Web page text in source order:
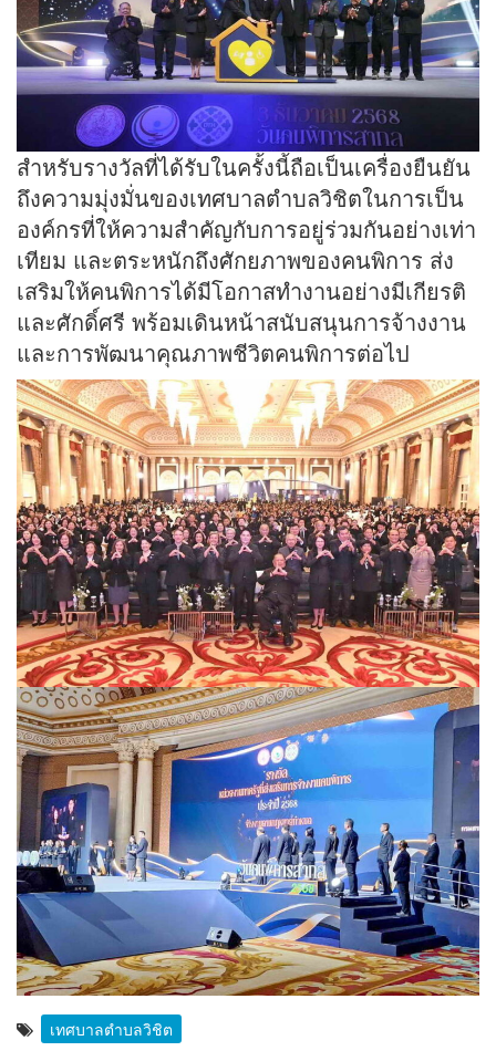
สำหรับรางวัลที่ได้รับในครั้งนี้ถือเป็นเครื่องยืนยัน
ถึงความมุ่งมั่นของเทศบาลตำบลวิชิตในการเป็น
องค์กรที่ให้ความสำคัญกับการอยู่ร่วมกันอย่างเท่า
เทียม และตระหนักถึงศักยภาพของคนพิการ ส่ง
เสริมให้คนพิการได้มีโอกาสทำงานอย่างมีเกียรติ
และศักดิ์ศรี พร้อมเดินหน้าสนับสนุนการจ้างงาน
และการพัฒนาคุณภาพชีวิตคนพิการต่อไป
เทศบาลตำบลวิชิต